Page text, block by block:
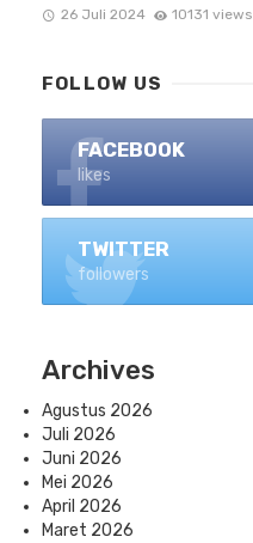
26 Juli 2024 10131 views
FOLLOW US
FACEBOOK
likes
TWITTER
followers
Archives
Agustus 2026
Juli 2026
Juni 2026
Mei 2026
April 2026
Maret 2026